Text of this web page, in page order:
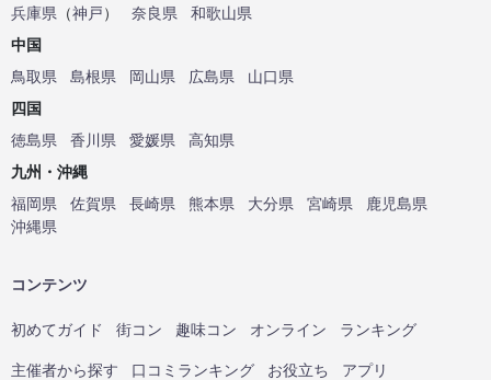
兵庫県 （神戸） 奈良県
和歌山県
中国
鳥取県
島根県 岡山県 広島県
山口県
四国
徳島県
香川県 愛媛県
高知県
九州・沖縄
福岡県
佐賀県 長崎県 熊本県 大分県 宮崎県
鹿児島県
沖縄県
コンテンツ
初めてガイド 街コン 趣味コン オンライン ランキング
主催者から探す 口コミランキング お役立ち アプリ